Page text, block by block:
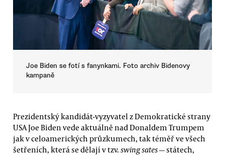
Joe Biden se fotí s fanynkami. Foto archiv Bidenovy
kampaně
Prezidentský kandidát-vyzyvatel z Demokratické strany
USA Joe Biden vede aktuálně nad Donaldem Trumpem
jak v celoamerických průzkumech, tak téměř ve všech
šetřeních, která se dělají v tzv. swing sates— státech,